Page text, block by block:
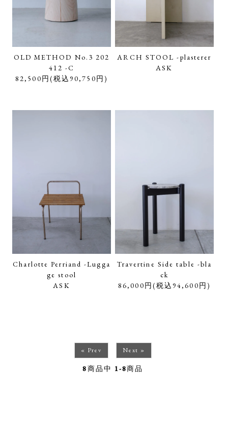
OLD METHOD No.3 202
412 -C
82,500円(税込90,750円)
ARCH STOOL -plasterer
ASK
Charlotte Perriand -Lugga
ge stool
ASK
Travertine Side table -bla
ck
86,000円(税込94,600円)
« Prev Next »
8商品中 1-8商品